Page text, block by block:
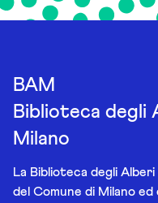
BAM
Biblioteca degli
Milano
La Biblioteca degli
del Comune di Milano